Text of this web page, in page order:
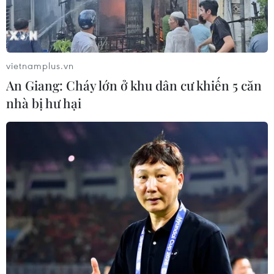
Triệt phá thành công hệ
thống Lương Sơn TV đánh bạc lên tới
1.500 tỷ đồng/tháng
05/08/2026 04:57
Đình chỉ chức vụ một hiệu trưởng do
liên quan đường dây cá độ bóng đá
05/08/2026 03:25
Cảnh báo lừa đảo mùa tựu trường:
Cẩn trọng với thủ đoạn giả danh, đặt
cọc
04/08/2026 14:55
Khởi tố vụ buôn bán hàng giả mạo
vietnamplus.vn
An Giang: Cháy lớn ở khu dân cư khiến 5 căn
nhà bị hư hại